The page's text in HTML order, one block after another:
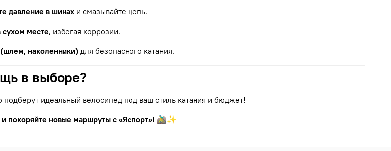
давление в шинах и смазывайте цепь.
сухом месте, избегая коррозии.
наколенники) для безопасного катания.
в выборе?
подберут идеальный велосипед под ваш стиль катания и бюджет!
покоряйте новые маршруты с «Яспорт»! 🚵‍♂️✨